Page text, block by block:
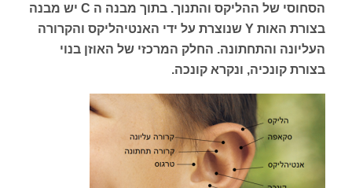
הסחוסי של ההליקס והתנוך. בתוך מבנה ה C יש מבנה
בצורת האות Y שנוצרת על ידי האנטיהליקס והקרורה
העליונה והתחתונה. החלק המרכזי של האוזן בנוי
בצורת קונכיה, ונקרא קונכה.